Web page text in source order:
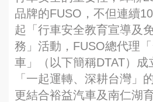
品牌的FUSO，不但連續
起「行車安全教育宣導及
務」活動，FUSO總代理
車」（以下簡稱DTAT）
「一起運轉、深耕台灣」
更結合裕益汽車及南仁湖